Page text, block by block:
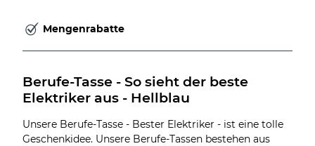
Mengenrabatte
Berufe-Tasse - So sieht der beste
Elektriker aus - Hellblau
Unsere Berufe-Tasse - Bester Elektriker - ist eine tolle
Geschenkidee. Unsere Berufe-Tassen bestehen aus